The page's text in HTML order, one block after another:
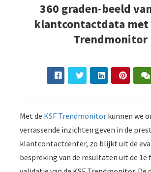
360 graden-beeld
klantcontactdata met
Trendmonitor
Met de KSF Trendmonitor kunnen we
verrassende inzichten geven in de
klantcontactcenter, zo blijkt uit de
bespreking van de resultaten uit de 1e
van